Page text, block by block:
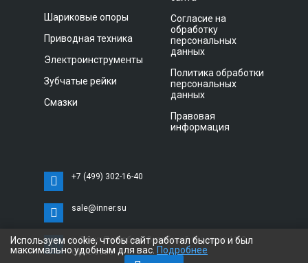
Шариковые опоры
Приводная техника
Электроинструменты
Зубчатые рейки
Смазки
Согласие на
обработку
персональных
данных
Политика обработки
персональных
данных
Правовая
информация
+7 (499) 302-16-40
sale@inner.su
г. Санкт-Петербург, Витебский проспект 11 С,
офис 3033
Используем cookie, чтобы сайт работал быстро и был
максимально удобным для вас. Подробнее